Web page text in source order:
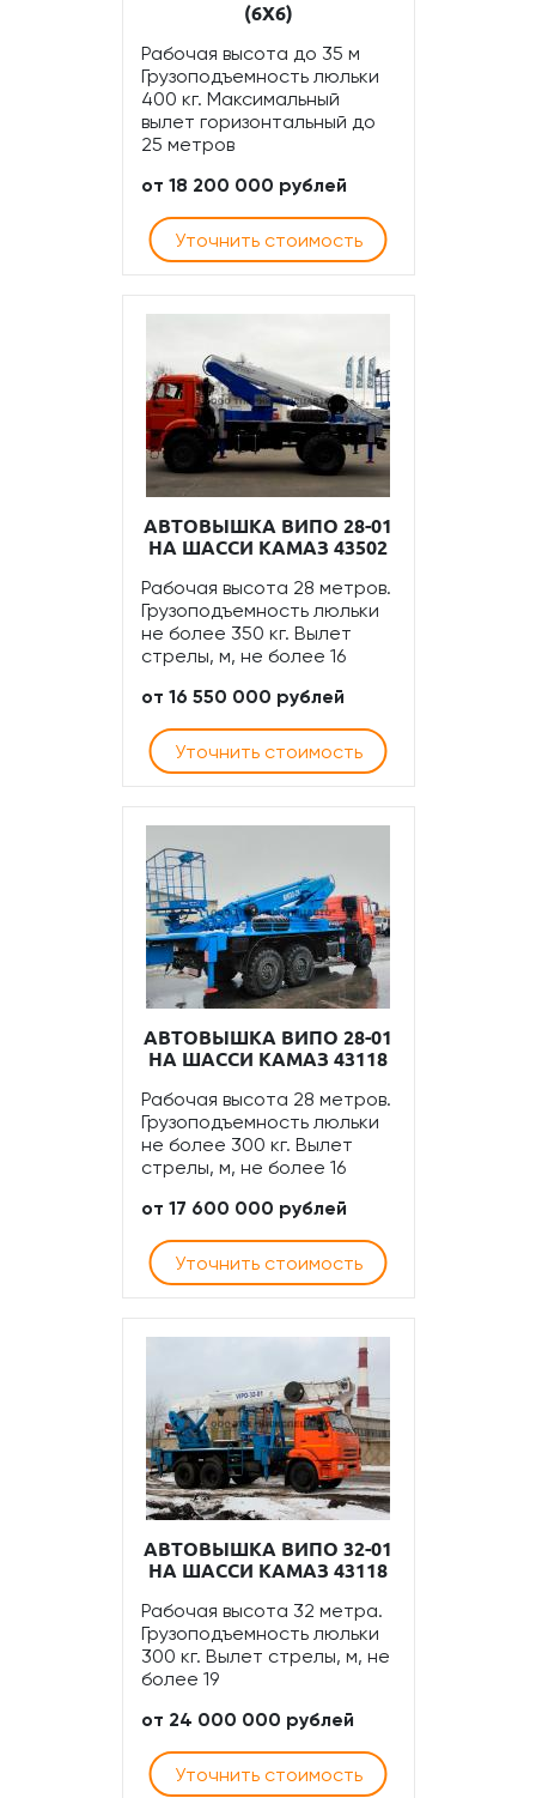
(6Х6)
Рабочая высота до 35 м
Грузоподъемность люльки
400 кг. Максимальный
вылет горизонтальный до
25 метров
от 18 200 000 рублей
Уточнить стоимость
АВТОВЫШКА ВИПО 28-01
НА ШАССИ КАМАЗ 43502
Рабочая высота 28 метров.
Грузоподъемность люльки
не более 350 кг. Вылет
стрелы, м, не более 16
от 16 550 000 рублей
Уточнить стоимость
АВТОВЫШКА ВИПО 28-01
НА ШАССИ КАМАЗ 43118
Рабочая высота 28 метров.
Грузоподъемность люльки
не более 300 кг. Вылет
стрелы, м, не более 16
от 17 600 000 рублей
Уточнить стоимость
АВТОВЫШКА ВИПО 32-01
НА ШАССИ КАМАЗ 43118
Рабочая высота 32 метра.
Грузоподъемность люльки
300 кг. Вылет стрелы, м, не
более 19
от 24 000 000 рублей
Уточнить стоимость